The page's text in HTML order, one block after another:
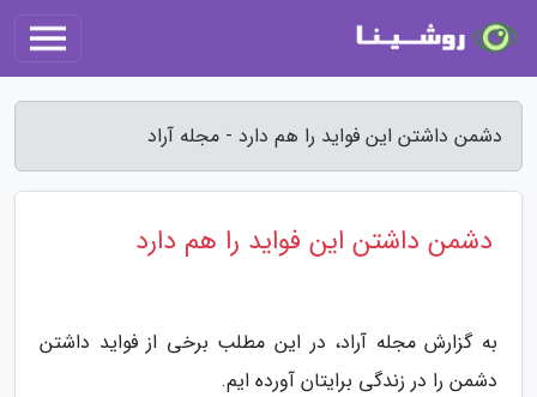
دشمن داشتن این فواید را هم دارد - مجله آراد
دشمن داشتن این فواید را هم دارد
به گزارش مجله آراد، در این مطلب برخی از فواید داشتن
دشمن را در زندگی برایتان آورده ایم.